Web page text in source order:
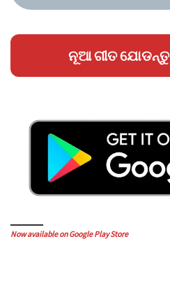
ନୂଆ ଗୀତ ଯୋଡନ୍ତୁ
Now available on Google Play Store